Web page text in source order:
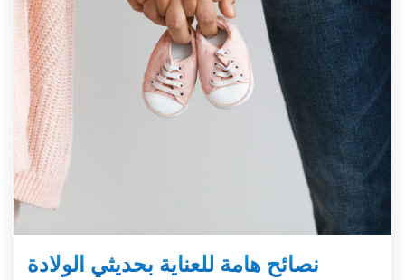
نصائح هامة للعناية بحديثي الولادة